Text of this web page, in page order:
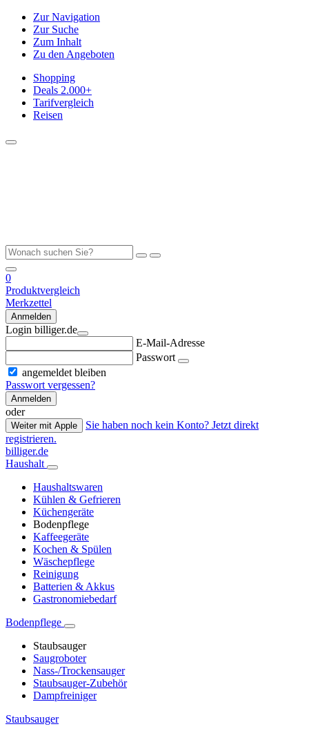
Zur Navigation
Zur Suche
Zum Inhalt
Zu den Angeboten
Shopping
Deals 2.000+
Tarifvergleich
Reisen
0
Produktvergleich
Merkzettel
Anmelden
Login billiger.de
E-Mail-Adresse
Passwort
angemeldet bleiben
Passwort vergessen?
Anmelden
oder
Weiter mit Apple
Sie haben noch kein Konto? Jetzt direkt
registrieren.
billiger.de
Haushalt
Haushaltswaren
Kühlen & Gefrieren
Küchengeräte
Bodenpflege
Kaffeegeräte
Kochen & Spülen
Wäschepflege
Reinigung
Batterien & Akkus
Gastronomiebedarf
Bodenpflege
Staubsauger
Saugroboter
Nass-/Trockensauger
Staubsauger-Zubehör
Dampfreiniger
Staubsauger